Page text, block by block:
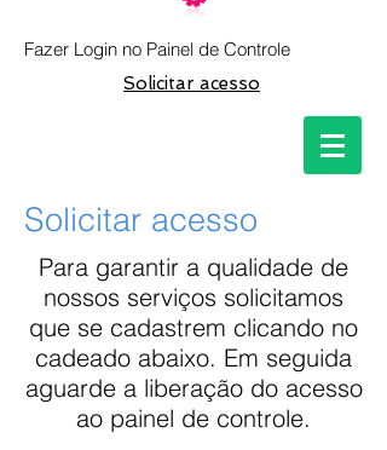
Fazer Login no Painel de Controle
Solicitar acesso
Para garantir a qualidade de
nossos serviços solicitamos
que se cadastrem clicando no
cadeado abaixo. Em seguida
aguarde a liberação do acesso
ao painel de controle.
Solicitar acesso